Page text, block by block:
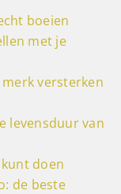
boeien
met je
versterken
levensduur van
doen
de beste